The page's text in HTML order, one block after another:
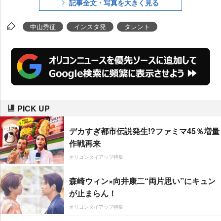
記事全文・写真を大きく見る
中山秀征 インスタ発 タレント
PICK UP
デカすぎ都市伝説発生!?ファミマ45％増量
作戦再来
オリコンタイアップ特集
森崎ウィン×向井康二“両片思い”にキュン
が止まらん！
オリコンタイアップ特集